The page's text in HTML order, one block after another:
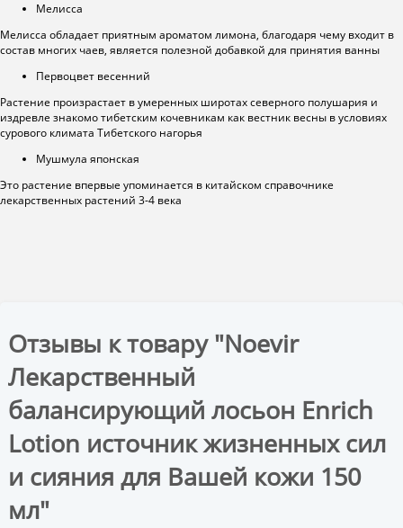
Мелисса
Мелисса обладает приятным ароматом лимона, благодаря чему входит в
состав многих чаев, является полезной добавкой для принятия ванны
Первоцвет весенний
Растение произрастает в умеренных широтах северного полушария и
издревле знакомо тибетским кочевникам как вестник весны в условиях
сурового климата Тибетского нагорья
Мушмула японская
Это растение впервые упоминается в китайском справочнике
лекарственных растений 3-4 века
Отзывы к товару "Noevir
Лекарственный
балансирующий лосьон Enrich
Lotion источник жизненных сил
и сияния для Вашей кожи 150
мл"